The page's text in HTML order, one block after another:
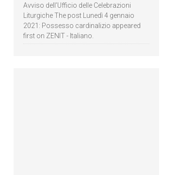
Avviso dell’Ufficio delle Celebrazioni
Liturgiche The post Lunedì 4 gennaio
2021: Possesso cardinalizio appeared
first on ZENIT - Italiano.